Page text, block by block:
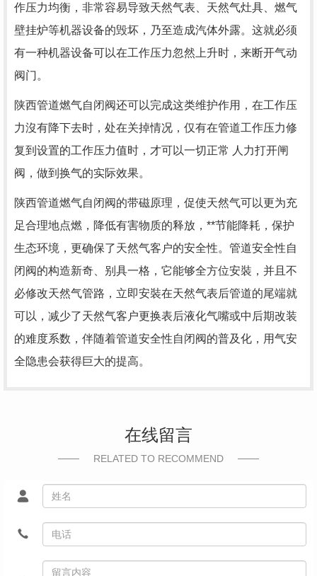
作压力均衡，非常容易导致天然气表、天然气灶具、燃气
壁挂炉等机器设备的毁坏，乃至造成汽体外露。这就必须
有一种机器设备可以在工作压力忽然上升时，来断开气动
阀门。
陕西管道燃气自闭阀还可以完成这类维护作用，在工作压
力沒有降下去时，处在关掉情况，仅有在管道工作压力修
复到设置的工作压力值时，才可以一切正常 人力打开闸
阀，做到换气的实际效果。
陕西管道燃气自闭阀的带磁原理，促使天然气可以更为充
足合理地点燃，降低有害物质的释放，**节能降耗，保护
生态环境，更确保了天然气客户的安全性。管道安全性自
闭阀的构造新奇、别具一格，它能够全方位安裝，并且不
必修改天然气管路，立即安裝在天然气表后管道的尾端就
可以，减少了天然气客户更换表后液化气嘴或中后期改装
的难度系数，伴随着管道安全性自闭阀的普及化，用气安
全隐患会获得巨大的提高。
在线留言
RELATED TO RECOMMEND